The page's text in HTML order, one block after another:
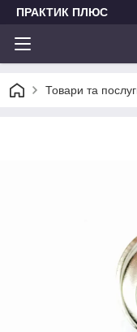
ПРАКТИК ПЛЮС
Товари та